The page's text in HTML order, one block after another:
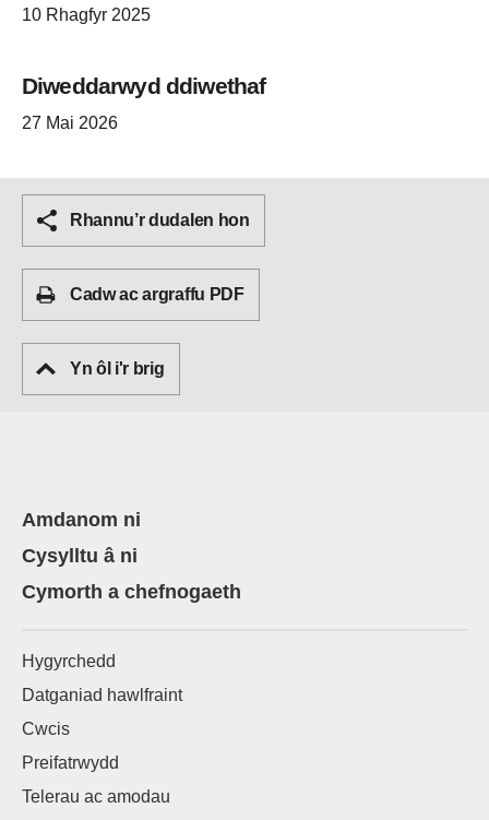
10 Rhagfyr 2025
Diweddarwyd ddiwethaf
27 Mai 2026
Rhannu’r dudalen hon
Cadw ac argraffu PDF
Yn ôl i'r brig
Amdanom ni
Cysylltu â ni
Cymorth a chefnogaeth
Hygyrchedd
Datganiad hawlfraint
Cwcis
Preifatrwydd
Telerau ac amodau